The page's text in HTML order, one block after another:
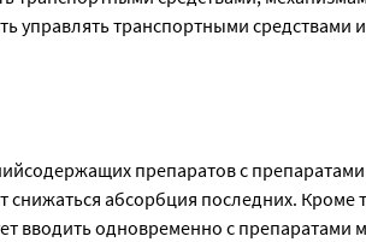
управлять транспортными средствами
препаратов с
абсорбция последних. Кроме
вводить одновременно с препаратами